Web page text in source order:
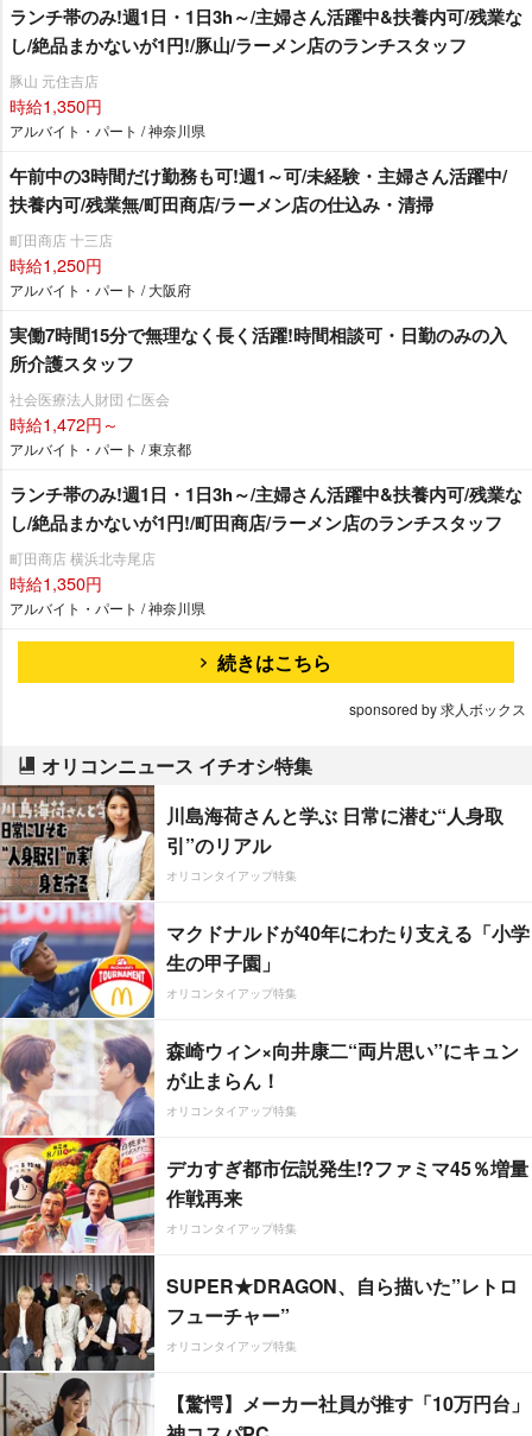
ランチ帯のみ!週1日・1日3h～/主婦さん活躍中&扶養内可/残業な
し/絶品まかないが1円!/豚山/ラーメン店のランチスタッフ
豚山 元住吉店
時給1,350円
アルバイト・パート / 神奈川県
午前中の3時間だけ勤務も可!週1～可/未経験・主婦さん活躍中/
扶養内可/残業無/町田商店/ラーメン店の仕込み・清掃
町田商店 十三店
時給1,250円
アルバイト・パート / 大阪府
実働7時間15分で無理なく長く活躍!時間相談可・日勤のみの入
所介護スタッフ
社会医療法人財団 仁医会
時給1,472円～
アルバイト・パート / 東京都
ランチ帯のみ!週1日・1日3h～/主婦さん活躍中&扶養内可/残業な
し/絶品まかないが1円!/町田商店/ラーメン店のランチスタッフ
町田商店 横浜北寺尾店
時給1,350円
アルバイト・パート / 神奈川県
続きはこちら
sponsored by 求人ボックス
オリコンニュース イチオシ特集
川島海荷さんと学ぶ 日常に潜む“人身取
引”のリアル
オリコンタイアップ特集
マクドナルドが40年にわたり支える「小学
生の甲子園」
オリコンタイアップ特集
森崎ウィン×向井康二“両片思い”にキュン
が止まらん！
オリコンタイアップ特集
デカすぎ都市伝説発生!?ファミマ45％増量
作戦再来
オリコンタイアップ特集
SUPER★DRAGON、自ら描いた”レトロ
フューチャー”
オリコンタイアップ特集
【驚愕】メーカー社員が推す「10万円台」